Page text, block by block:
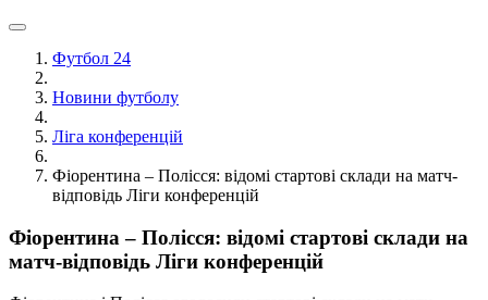
Футбол 24
Новини футболу
Ліга конференцій
Фіорентина – Полісся: відомі стартові склади на матч-
відповідь Ліги конференцій
Фіорентина – Полісся: відомі стартові склади на
матч-відповідь Ліги конференцій